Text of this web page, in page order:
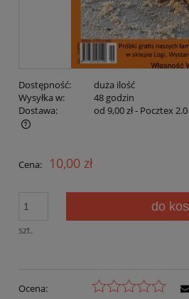
Dostępność:
duża ilość
Wysyłka w:
48 godzin
Dostawa:
od 9,00 zł- Pocztex
Cena: 10,00 zł
szt.
do
Ocena: